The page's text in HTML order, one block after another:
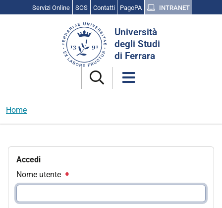
Servizi Online SOS Contatti PagoPA INTRANET
Università
degli Studi
di Ferrara
Home
Accedi
Nome utente